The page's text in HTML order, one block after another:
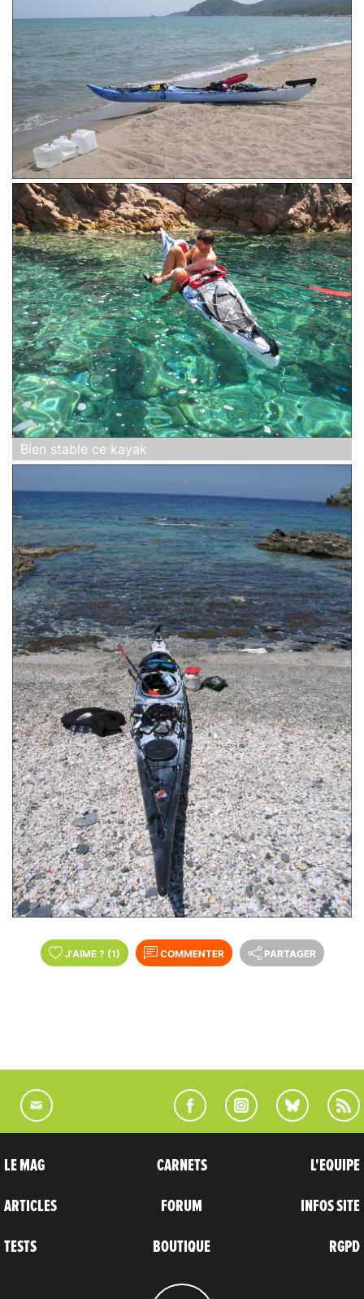
Bien stable ce kayak
J'AIME ? (1) COMMENTER PARTAGER
LE MAG
ARTICLES
TESTS
CARNETS
FORUM
BOUTIQUE
L'EQUIPE
INFOS SITE
RGPD